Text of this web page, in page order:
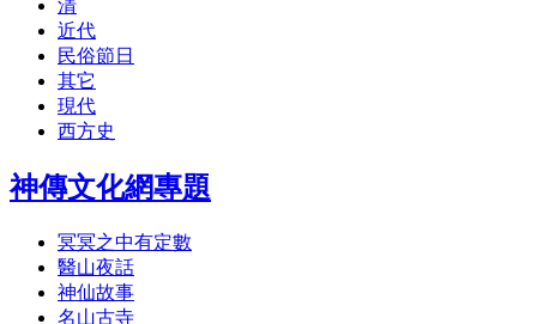
清
近代
民俗節日
其它
現代
西方史
神傳文化網專題
冥冥之中有定數
醫山夜話
神仙故事
名山古寺